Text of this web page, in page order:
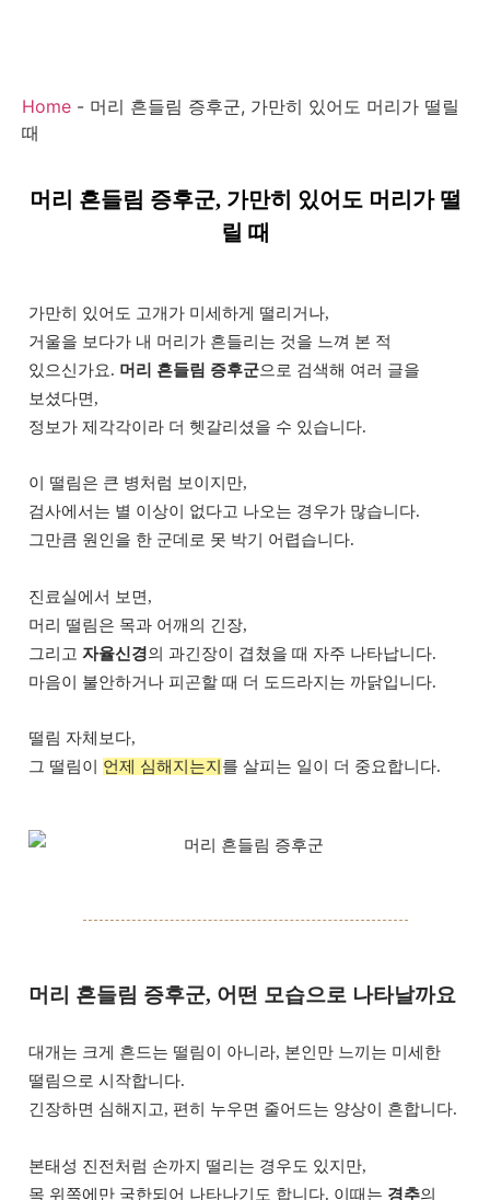
Home - 머리 흔들림 증후군, 가만히 있어도 머리가 떨릴
때
머리 흔들림 증후군, 가만히 있어도 머리가 떨
릴 때
가만히 있어도 고개가 미세하게 떨리거나,
거울을 보다가 내 머리가 흔들리는 것을 느껴 본 적
있으신가요. 머리 흔들림 증후군으로 검색해 여러 글을
보셨다면,
정보가 제각각이라 더 헷갈리셨을 수 있습니다.
이 떨림은 큰 병처럼 보이지만,
검사에서는 별 이상이 없다고 나오는 경우가 많습니다.
그만큼 원인을 한 군데로 못 박기 어렵습니다.
진료실에서 보면,
머리 떨림은 목과 어깨의 긴장,
그리고 자율신경의 과긴장이 겹쳤을 때 자주 나타납니다.
마음이 불안하거나 피곤할 때 더 도드라지는 까닭입니다.
떨림 자체보다,
그 떨림이 언제 심해지는지 를 살피는 일이 더 중요합니다.
머리 흔들림 증후군, 어떤 모습으로 나타날까요
대개는 크게 흔드는 떨림이 아니라, 본인만 느끼는 미세한
떨림으로 시작합니다.
긴장하면 심해지고, 편히 누우면 줄어드는 양상이 흔합니다.
본태성 진전처럼 손까지 떨리는 경우도 있지만,
목 위쪽에만 국한되어 나타나기도 합니다. 이때는 경추의